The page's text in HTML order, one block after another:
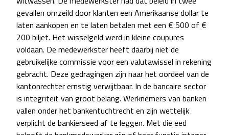
gevallen omzeild door klanten een Amerikaanse dollar te
laten aankopen en te laten betalen met een € 500 of €
200 biljet. Het wisselgeld werd in kleine coupures
voldaan. De medewerkster heeft daarbij niet de
gebruikelijke commissie voor een valutawissel in rekening
gebracht. Deze gedragingen zijn naar het oordeel van de
kantonrechter ernstig verwijtbaar. In de bancaire sector
is integriteit van groot belang. Werknemers van banken
vallen onder het bankentuchtrecht en zijn wettelijk
verplicht de bankierseed af te leggen. Met die eed